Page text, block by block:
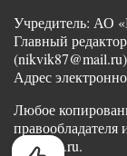
Учредитель: АО
Главный
(nikvik87@mail.ru)
Адрес
Любое
правообладателя
www.ug.ru.